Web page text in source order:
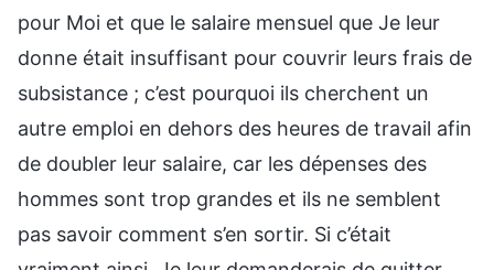
pour Moi et que le salaire mensuel que Je leur
donne était insuffisant pour couvrir leurs frais de
subsistance ; c’est pourquoi ils cherchent un
autre emploi en dehors des heures de travail afin
de doubler leur salaire, car les dépenses des
hommes sont trop grandes et ils ne semblent
pas savoir comment s’en sortir. Si c’était